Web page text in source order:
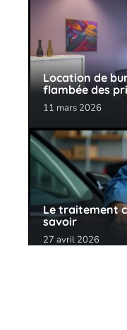
Location de
flambée des
11 mars 2026
Le traitement
savoir
27 avril 2026